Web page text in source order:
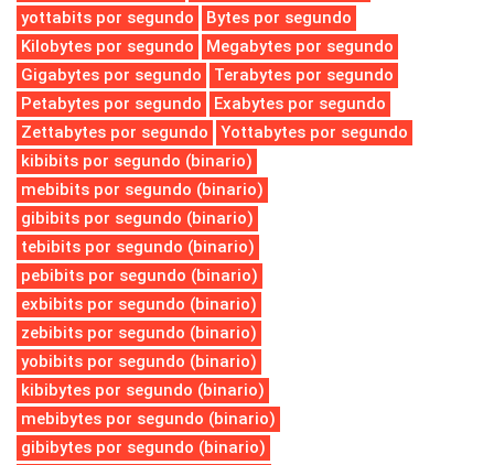
yottabits por segundo
Bytes por segundo
Kilobytes por segundo
Megabytes por segundo
Gigabytes por segundo
Terabytes por segundo
Petabytes por segundo
Exabytes por segundo
Zettabytes por segundo
Yottabytes por segundo
kibibits por segundo (binario)
mebibits por segundo (binario)
gibibits por segundo (binario)
tebibits por segundo (binario)
pebibits por segundo (binario)
exbibits por segundo (binario)
zebibits por segundo (binario)
yobibits por segundo (binario)
kibibytes por segundo (binario)
mebibytes por segundo (binario)
gibibytes por segundo (binario)